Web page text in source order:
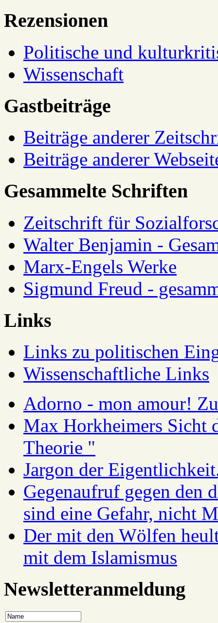
Rezensionen
Politische und
Wissenschaft
Gastbeiträge
Beiträge anderer
Beiträge anderer
Gesammelte Schriften
Zeitschrift für
Walter Benjamin -
Marx-Engels Werke
Sigmund Freud -
Links
Links zu politischen
Wissenschaftliche Links
Adorno - mon amour!
Max Horkheimers Sicht
Theorie "
Jargon der
Gegenaufruf gegen den
sind eine Gefahr, nicht
Der mit den Wölfen
mit dem Islamismus
Newsletteranmeldung